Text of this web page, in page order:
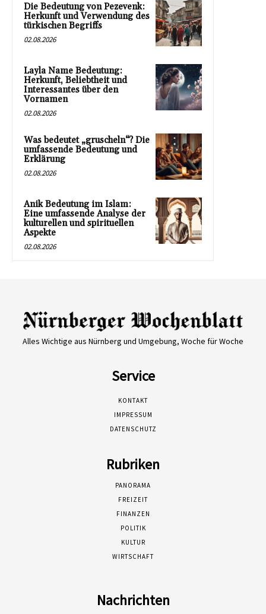
Die Bedeutung von Pezevenk:
Herkunft und Verwendung des
türkischen Begriffs
02.08.2026
Layla Name Bedeutung:
Herkunft, Beliebtheit und
Interessantes über den
Vornamen
02.08.2026
Was bedeutet „gruscheln“? Die
umfassende Bedeutung und
Erklärung
02.08.2026
Anik Bedeutung im Islam:
Eine umfassende Analyse der
kulturellen und spirituellen
Aspekte
02.08.2026
Alles Wichtige aus Nürnberg und Umgebung, Woche für Woche
Service
KONTAKT
IMPRESSUM
DATENSCHUTZ
Rubriken
PANORAMA
FREIZEIT
FINANZEN
POLITIK
KULTUR
WIRTSCHAFT
Nachrichten